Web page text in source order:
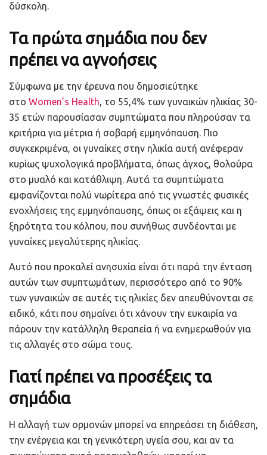
δύσκολη.
Τα πρώτα σημάδια που δεν
πρέπει να αγνοήσεις
Σύμφωνα με την έρευνα που δημοσιεύτηκε
στο Women’s Health, το 55,4% των γυναικών ηλικίας 30-
35 ετών παρουσίασαν συμπτώματα που πληρούσαν τα
κριτήρια για μέτρια ή σοβαρή εμμηνόπαυση. Πιο
συγκεκριμένα, οι γυναίκες στην ηλικία αυτή ανέφεραν
κυρίως ψυχολογικά προβλήματα, όπως άγχος, θολούρα
στο μυαλό και κατάθλιψη. Αυτά τα συμπτώματα
εμφανίζονται πολύ νωρίτερα από τις γνωστές φυσικές
ενοχλήσεις της εμμηνόπαυσης, όπως οι εξάψεις και η
ξηρότητα του κόλπου, που συνήθως συνδέονται με
γυναίκες μεγαλύτερης ηλικίας.
Αυτό που προκαλεί ανησυχία είναι ότι παρά την ένταση
αυτών των συμπτωμάτων, περισσότερο από το 90%
των γυναικών σε αυτές τις ηλικίες δεν απευθύνονται σε
ειδικό, κάτι που σημαίνει ότι χάνουν την ευκαιρία να
πάρουν την κατάλληλη θεραπεία ή να ενημερωθούν για
τις αλλαγές στο σώμα τους.
Γιατί πρέπει να προσέξεις τα
σημάδια
Η αλλαγή των ορμονών μπορεί να επηρεάσει τη διάθεση,
την ενέργεια και τη γενικότερη υγεία σου, και αν τα